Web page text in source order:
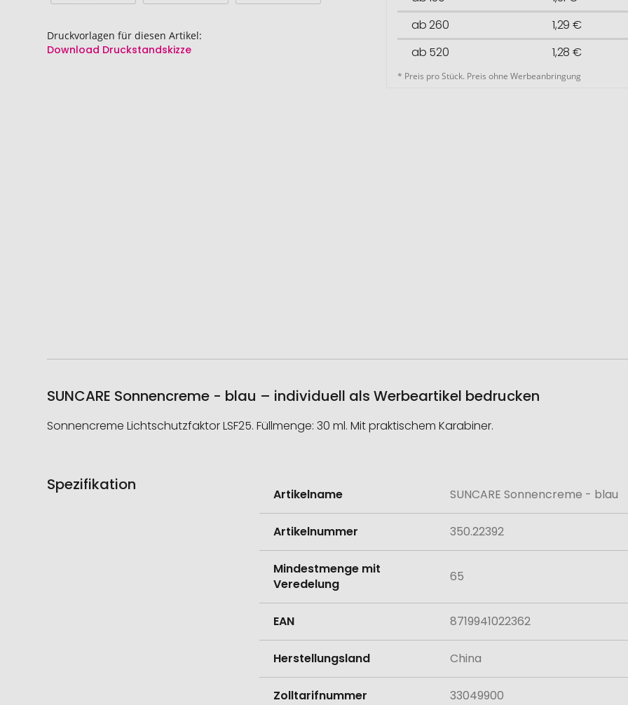
Druckvorlagen für diesen Artikel:
Download Druckstandskizze
ab 260
1,29 €
ab 520
1,28 €
* Preis pro Stück. Preis ohne Werbeanbringung
SUNCARE Sonnencreme - blau – individuell als Werbeartikel bedrucken
Sonnencreme Lichtschutzfaktor LSF25. Füllmenge: 30 ml. Mit praktischem Karabiner.
Spezifikation
Informationen
Artikelname SUNCARE Sonnencreme - blau
Artikelnummer 350.22392
Mindestmenge mit
Veredelung
65
EAN 8719941022362
Herstellungsland China
Zolltarifnummer 33049900